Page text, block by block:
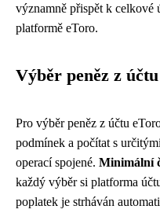
významně přispět k celkové
platformě eToro.
Výběr peněz z
Pro výběr peněz z účtu
podmínek a počítat s
operací spojené. Minimální
každý výběr si platforma
poplatek je strháván